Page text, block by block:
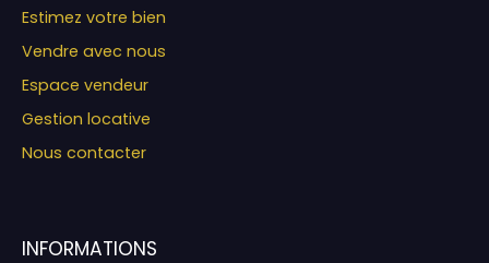
Estimez votre bien
Vendre avec nous
Espace vendeur
Gestion locative
Nous contacter
INFORMATIONS